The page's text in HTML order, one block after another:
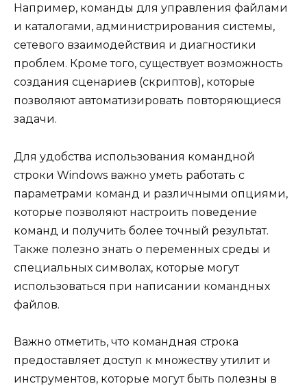
Например, команды для управления файлами
и каталогами, администрирования системы,
сетевого взаимодействия и диагностики
проблем. Кроме того, существует возможность
создания сценариев (скриптов), которые
позволяют автоматизировать повторяющиеся
задачи.
Для удобства использования командной
строки Windows важно уметь работать с
параметрами команд и различными опциями,
которые позволяют настроить поведение
команд и получить более точный результат.
Также полезно знать о переменных среды и
специальных символах, которые могут
использоваться при написании командных
файлов.
Важно отметить, что командная строка
предоставляет доступ к множеству утилит и
инструментов, которые могут быть полезны в